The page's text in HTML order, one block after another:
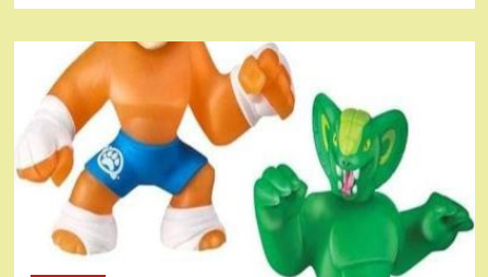
Игра
Sponge
Bob
SquarePants
Battle
For
Bikini
Bottom
Rehydrated
(XBOX